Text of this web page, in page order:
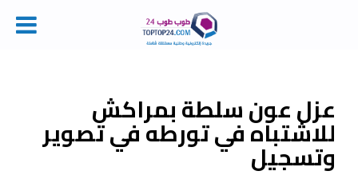
contentعزل عون سلطة بمراكش
للاشتباه في تورطه في تصوير
وتسجيل